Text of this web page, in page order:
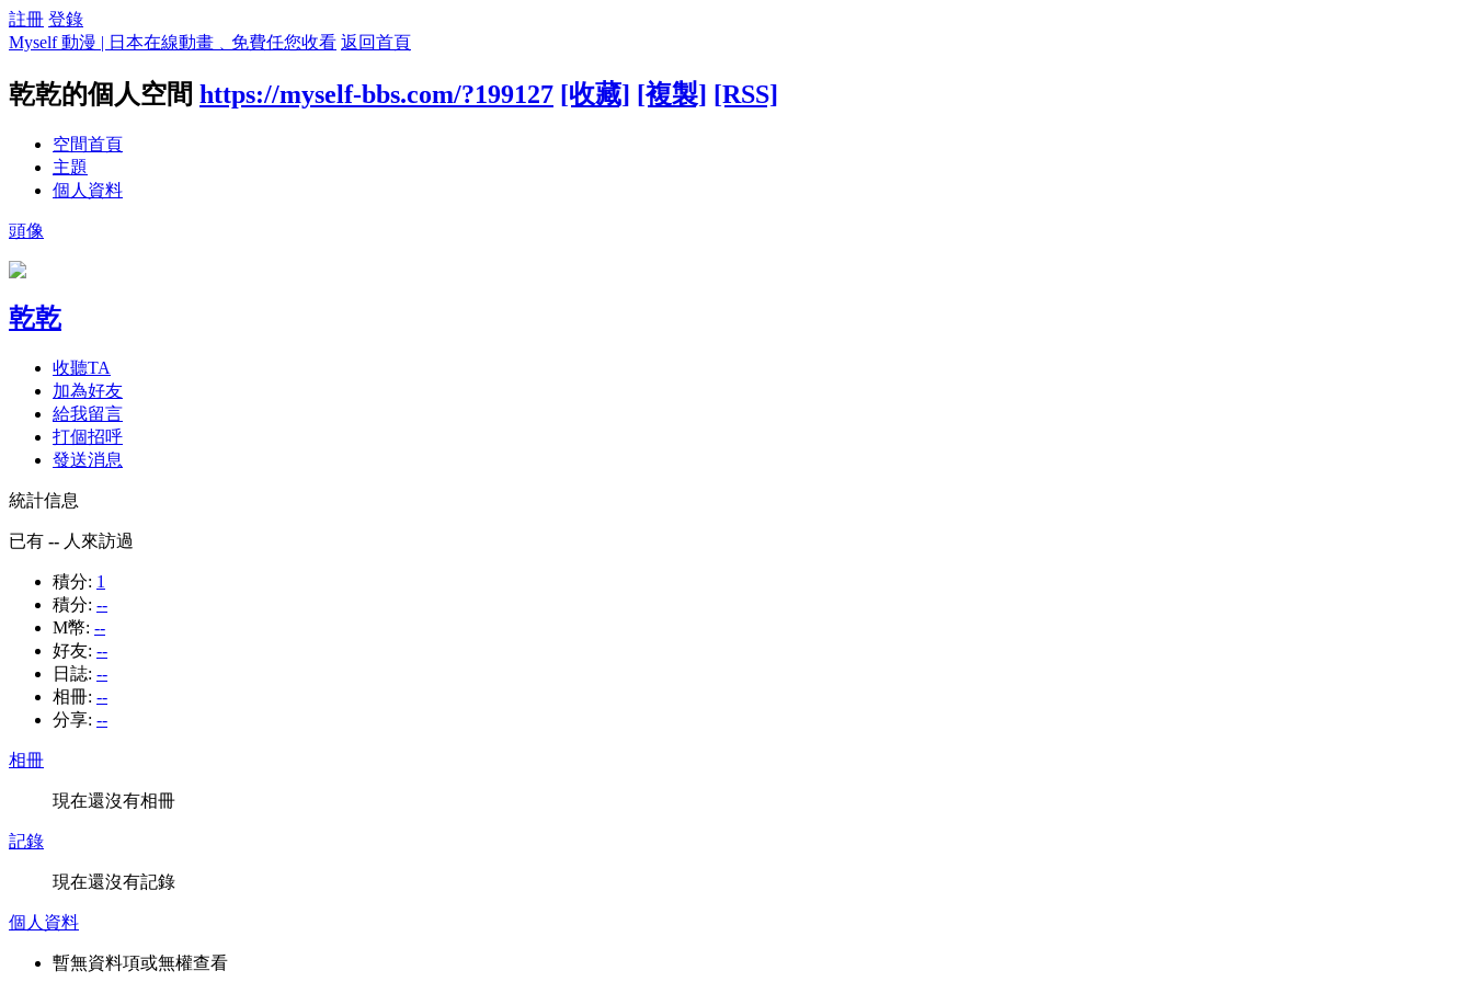
註冊 登錄
Myself 動漫 | 日本在線動畫﹑免費任您收看 返回首頁
乾乾的個人空間 https://myself-bbs.com/?199127 [收藏] [複製] [RSS]
空間首頁
主題
個人資料
頭像
乾乾
收聽TA
加為好友
給我留言
打個招呼
發送消息
統計信息
已有 -- 人來訪過
積分: 1
積分: --
M幣: --
好友: --
日誌: --
相冊: --
分享: --
相冊
現在還沒有相冊
記錄
現在還沒有記錄
個人資料
暫無資料項或無權查看